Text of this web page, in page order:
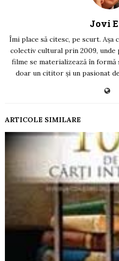
Jovi
Îmi place să citesc, pe scurt. Așa
colectiv cultural prin 2009, unde
filme se materializează în formă
doar un cititor și un pasionat
ARTICOLE SIMILARE